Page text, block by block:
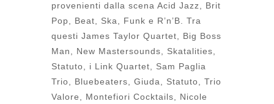
provenienti dalla scena Acid Jazz, Brit
Pop, Beat, Ska, Funk e R’n’B. Tra
questi James Taylor Quartet, Big Boss
Man, New Mastersounds, Skatalities,
Statuto, i Link Quartet, Sam Paglia
Trio, Bluebeaters, Giuda, Statuto, Trio
Valore, Montefiori Cocktails, Nicole